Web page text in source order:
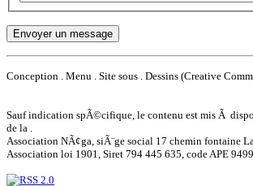
Conception . Menu . Site sous . Dessins (Creative
Sauf indication spÃ©cifique, le contenu est mis Ã
de la .
Association NÃ¢ga, siÃ¨ge social 17 chemin fontaine
Association loi 1901, Siret 794 445 635, code APE